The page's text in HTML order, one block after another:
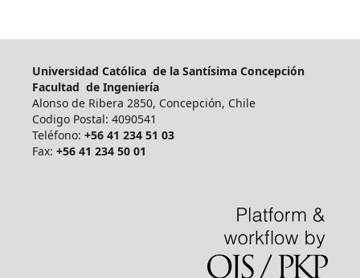
Universidad Católica de la Santísima Concepción
Facultad de Ingeniería
Alonso de Ribera 2850, Concepción, Chile
Codigo Postal: 4090541
Teléfono: +56 41 234 51 03
Fax: +56 41 234 50 01